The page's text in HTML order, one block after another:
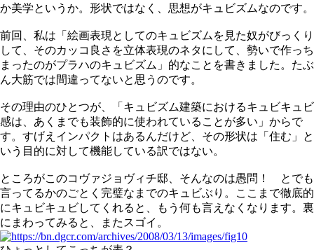
か美学というか。形状ではなく、思想がキュビズムなのです。
前回、私は「絵画表現としてのキュビズムを見た奴がびっくり
して、そのカッコ良さを立体表現のネタにして、勢いで作っち
まったのがプラハのキュビズム」的なことを書きました。たぶ
ん大筋では間違ってないと思うのです。
その理由のひとつが、「キュビズム建築におけるキュビキュビ
感は、あくまでも装飾的に使われていることが多い」からで
す。すげえインパクトはあるんだけど、その形状は「住む」と
いう目的に対して機能している訳ではない。
ところがこのコヴァジョヴィチ邸、そんなのは愚問！ とでも
言ってるかのごとく完璧なまでのキュビぶり。ここまで徹底的
にキュビキュビしてくれると、もう何も言えなくなります。裏
にまわってみると、またスゴイ。